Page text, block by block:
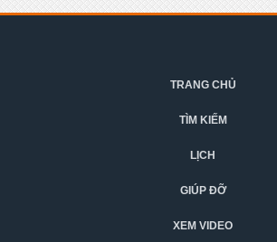
TRANG CHỦ
TÌM KIẾM
LỊCH
GIÚP ĐỠ
XEM VIDEO